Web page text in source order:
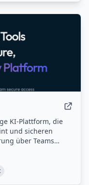
KI-Plattform, die
und sicheren
über Teams